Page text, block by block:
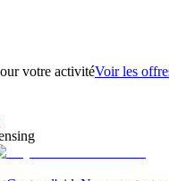
votre activitéVoir les